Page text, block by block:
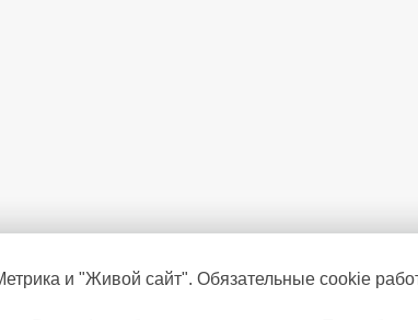
и "Живой сайт". Обязательные cookie